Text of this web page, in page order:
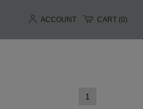
ACCOUNT CART (0)
1